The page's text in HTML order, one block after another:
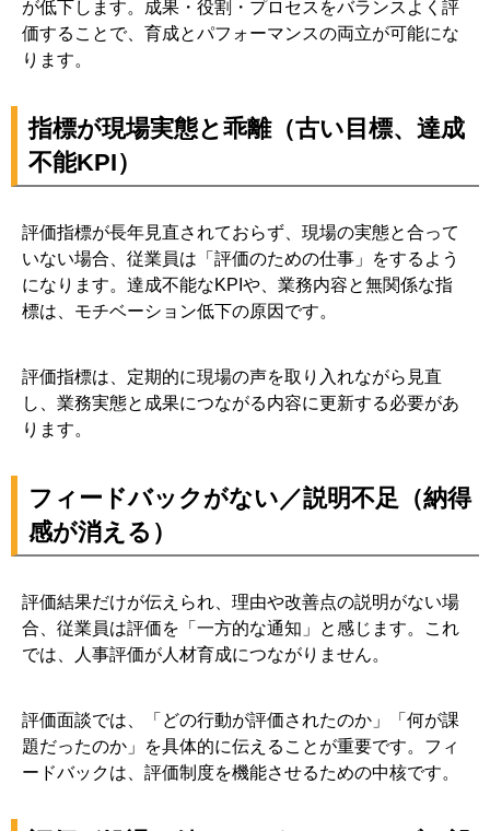
が低下します。成果・役割・プロセスをバランスよく評
価することで、育成とパフォーマンスの両立が可能にな
ります。
指標が現場実態と乖離（古い目標、達成
不能KPI）
評価指標が長年見直されておらず、現場の実態と合って
いない場合、従業員は「評価のための仕事」をするよう
になります。達成不能なKPIや、業務内容と無関係な指
標は、モチベーション低下の原因です。
評価指標は、定期的に現場の声を取り入れながら見直
し、業務実態と成果につながる内容に更新する必要があ
ります。
フィードバックがない／説明不足（納得
感が消える）
評価結果だけが伝えられ、理由や改善点の説明がない場
合、従業員は評価を「一方的な通知」と感じます。これ
では、人事評価が人材育成につながりません。
評価面談では、「どの行動が評価されたのか」「何が課
題だったのか」を具体的に伝えることが重要です。フィ
ードバックは、評価制度を機能させるための中核です。